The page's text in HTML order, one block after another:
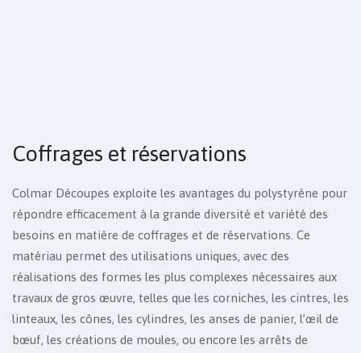
Coffrages et réservations
Colmar Découpes exploite les avantages du polystyrène pour
répondre efficacement à la grande diversité et variété des
besoins en matière de coffrages et de réservations. Ce
matériau permet des utilisations uniques, avec des
réalisations des formes les plus complexes nécessaires aux
travaux de gros œuvre, telles que les corniches, les cintres, les
linteaux, les cônes, les cylindres, les anses de panier, l’œil de
bœuf, les créations de moules, ou encore les arrêts de